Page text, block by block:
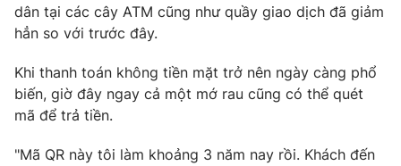
Photo
Video Shorts video
VTV Money VTV Thể thao
dân tại các cây ATM cũng như quầy giao dịch đã giảm
hẳn so với trước đây.
Khi thanh toán không tiền mặt trở nên ngày càng phổ
biến, giờ đây ngay cả một mớ rau cũng có thể quét
mã để trả tiền.
"Mã QR này tôi làm khoảng 3 năm nay rồi. Khách đến